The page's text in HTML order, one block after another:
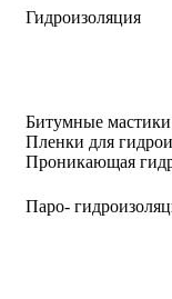
Гидроизоляция
Битумные мастики
Пленки для
Проникающая
Паро-